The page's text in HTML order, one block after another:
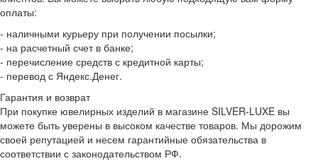
оплаты:
- наличными курьеру при получении посылки;
- на расчетный счет в банке;
- перечисление средств с кредитной карты;
- перевод с Яндекс.Денег.
Гарантия и возврат
При покупке ювелирных изделий в магазине SILVER-LUXE вы
можете быть уверены в высоком качестве товаров. Мы дорожим
своей репутацией и несем гарантийные обязательства в
соответствии с законодательством РФ.